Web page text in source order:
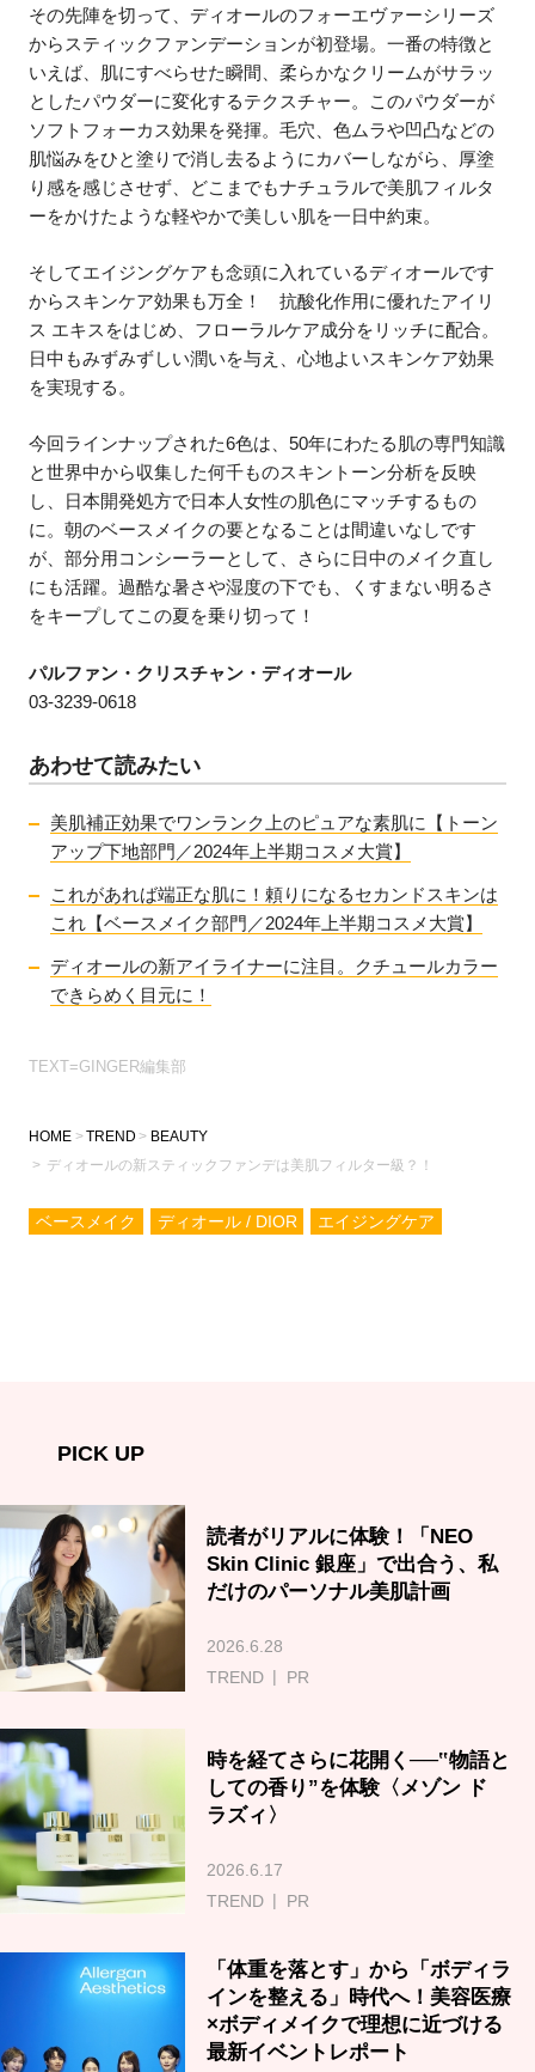
その先陣を切って、ディオールのフォーエヴァーシリーズ
からスティックファンデーションが初登場。一番の特徴と
いえば、肌にすべらせた瞬間、柔らかなクリームがサラッ
としたパウダーに変化するテクスチャー。このパウダーが
ソフトフォーカス効果を発揮。毛穴、色ムラや凹凸などの
肌悩みをひと塗りで消し去るようにカバーしながら、厚塗
り感を感じさせず、どこまでもナチュラルで美肌フィルタ
ーをかけたような軽やかで美しい肌を一日中約束。
そしてエイジングケアも念頭に入れているディオールです
からスキンケア効果も万全！ 抗酸化作用に優れたアイリ
ス エキスをはじめ、フローラルケア成分をリッチに配合。
日中もみずみずしい潤いを与え、心地よいスキンケア効果
を実現する。
今回ラインナップされた6色は、50年にわたる肌の専門知識
と世界中から収集した何千ものスキントーン分析を反映
し、日本開発処方で日本人女性の肌色にマッチするもの
に。朝のベースメイクの要となることは間違いなしです
が、部分用コンシーラーとして、さらに日中のメイク直し
にも活躍。過酷な暑さや湿度の下でも、くすまない明るさ
をキープしてこの夏を乗り切って！
パルファン・クリスチャン・ディオール
03-3239-0618
あわせて読みたい
美肌補正効果でワンランク上のピュアな素肌に【トーン
アップ下地部門／2024年上半期コスメ大賞】
これがあれば端正な肌に！頼りになるセカンドスキンは
これ【ベースメイク部門／2024年上半期コスメ大賞】
ディオールの新アイライナーに注目。クチュールカラー
できらめく目元に！
TEXT=GINGER編集部
HOME TREND
BEAUTY
ディオールの新スティックファンデは美肌フィルター級？！
ベースメイク ディオール / DIOR エイジングケア
PICK UP
読者がリアルに体験！「NEO
Skin Clinic 銀座」で出合う、私
だけのパーソナル美肌計画
2026.6.28
TREND
PR
時を経てさらに花開く──‟物語と
しての香り”を体験〈メゾン ド
ラズィ〉
2026.6.17
TREND
PR
「体重を落とす」から「ボディラ
インを整える」時代へ！美容医療
×ボディメイクで理想に近づける
最新イベントレポート